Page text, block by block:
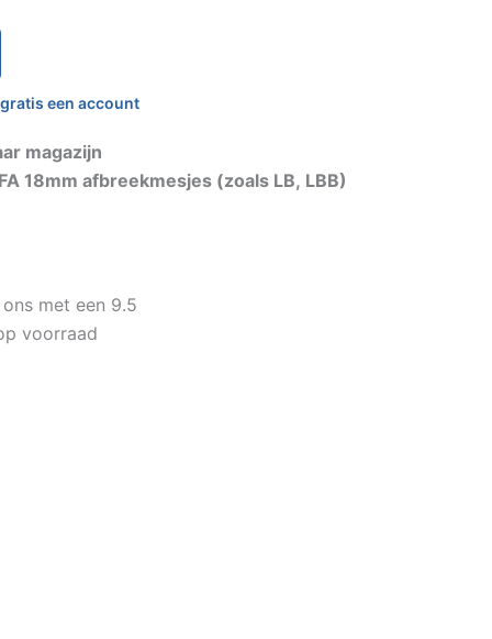
een account
magazijn
18mm afbreekmesjes (zoals LB, LBB)
met een 9.5
voorraad